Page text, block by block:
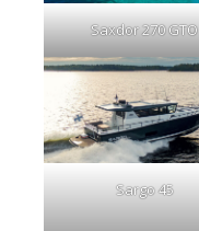
Saxdor 270 GTO
Sargo 45